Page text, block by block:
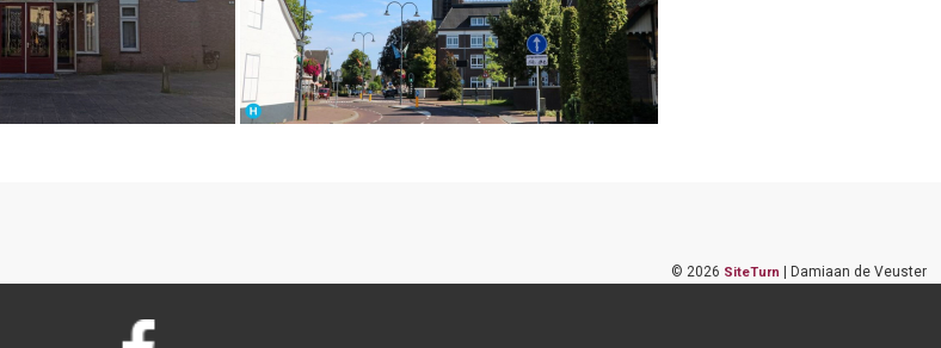
© 2026 SiteTurn | Damiaan de Veuster